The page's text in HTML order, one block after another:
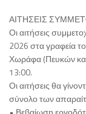
ΑΙΤΗΣΕΙΣ
Οι αιτήσεις
2026 στα γραφεία
Χωράφα (Πευκών
13:00.
Οι αιτήσεις θα
σύνολο των